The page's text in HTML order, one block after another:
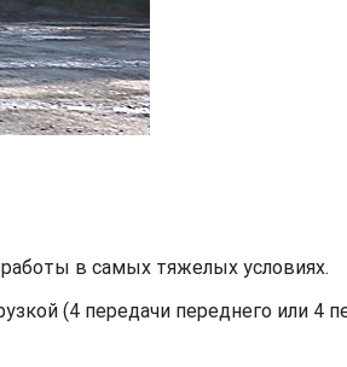
в самых тяжелых условиях.
(4 передачи переднего или 4